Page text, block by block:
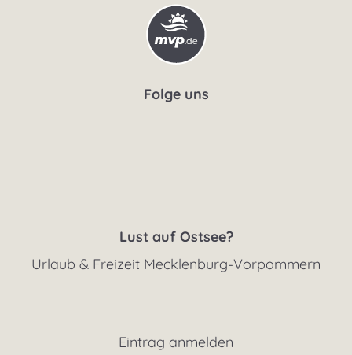
Folge uns
Lust auf Ostsee?
Urlaub & Freizeit Mecklenburg-Vorpommern
Eintrag anmelden